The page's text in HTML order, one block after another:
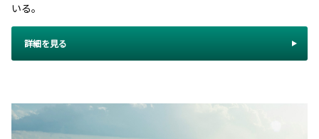
いる。
詳細を見る